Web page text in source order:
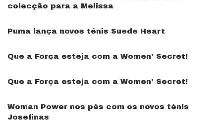
colecção para a Melissa
Puma lança novos ténis Suede Heart
Que a Força esteja com a Women' Secret!
Que a Força esteja com a Women’ Secret!
Woman Power nos pés com os novos ténis
Josefinas